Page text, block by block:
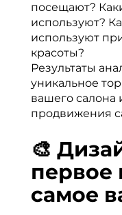
посещают?
используют?
используют
красоты?
Результаты
уникальное
вашего салона
продвижения
🎨
первое
самое